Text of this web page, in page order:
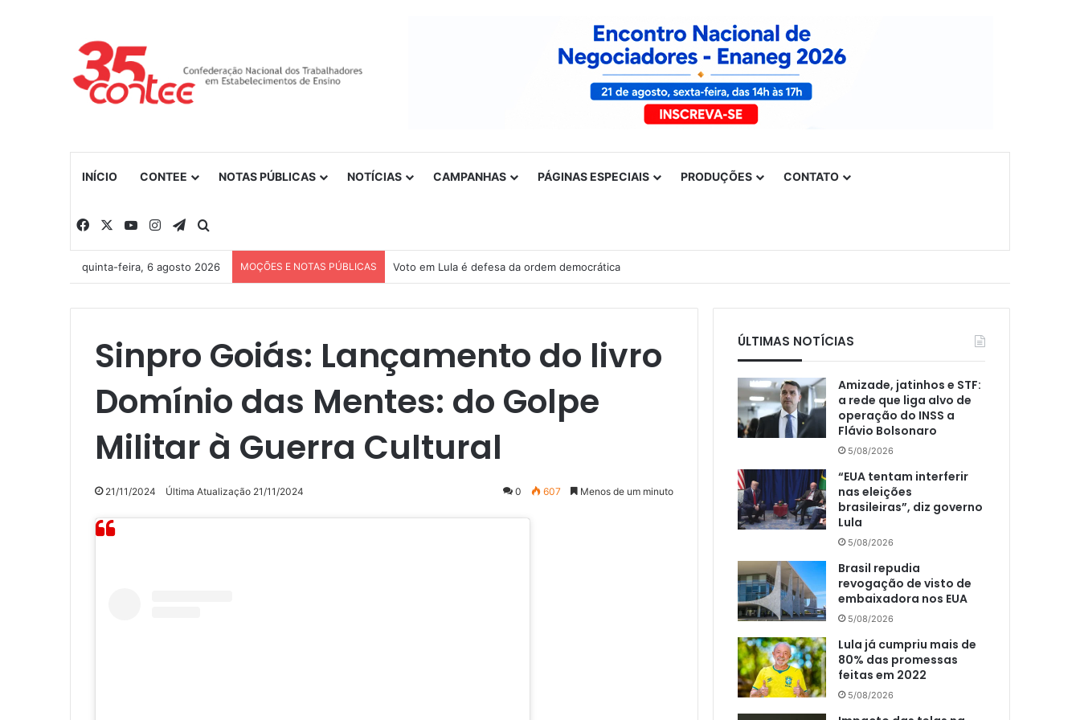
INÍCIO CONTEE NOTAS PÚBLICAS NOTÍCIAS CAMPANHAS PÁGINAS ESPECIAIS PRODUÇÕES CONTATO
Facebook YouTubeInstagramTelegram
quinta-feira, 6 agosto 2026 MOÇÕES E NOTAS PÚBLICAS Voto em Lula é defesa da ordem democrática
Sinpro Goiás: Lançamento do livro
Domínio das Mentes: do Golpe
Militar à Guerra Cultural
21/11/2024 Última Atualização 21/11/2024 0 607 Menos de um minuto
ÚLTIMAS NOTÍCIAS
Amizade, jatinhos e STF:
a rede que liga alvo de
operação do INSS a
Flávio Bolsonaro
5/08/2026
“EUA tentam interferir
nas eleições
brasileiras”, diz governo
Lula
5/08/2026
Brasil repudia
revogação de visto de
embaixadora nos EUA
5/08/2026
Lula já cumpriu mais de
80% das promessas
feitas em 2022
5/08/2026